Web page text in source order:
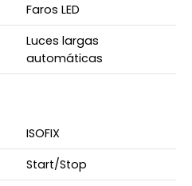
Faros LED
Luces largas
automáticas
ISOFIX
Start/Stop